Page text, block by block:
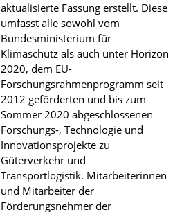
w
n
l
o
a
d
s
aktualisierte Fassung erstellt. Diese
umfasst alle sowohl vom
Bundesministerium für
Klimaschutz als auch unter Horizon
2020, dem EU-
Forschungsrahmenprogramm seit
2012 geförderten und bis zum
Sommer 2020 abgeschlossenen
Forschungs-, Technologie und
Innovationsprojekte zu
Güterverkehr und
Transportlogistik. Mitarbeiterinnen
und Mitarbeiter der
Förderungsnehmer der